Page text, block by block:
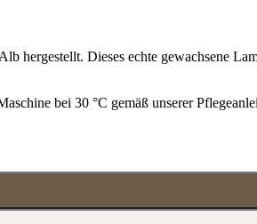
hergestellt. Dieses echte gewachsene
bei 30 °C gemäß unserer